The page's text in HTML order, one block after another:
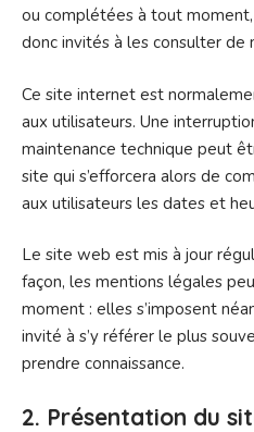
ou complétées à tout
donc invités à les consulter de
Ce site internet est
aux utilisateurs. Une
maintenance technique peut
site qui s’efforcera alors de
aux utilisateurs les dates et
Le site web est mis à jour
façon, les mentions légales
moment : elles s’imposent
invité à s’y référer le plus
prendre connaissance.
2. Présentation du